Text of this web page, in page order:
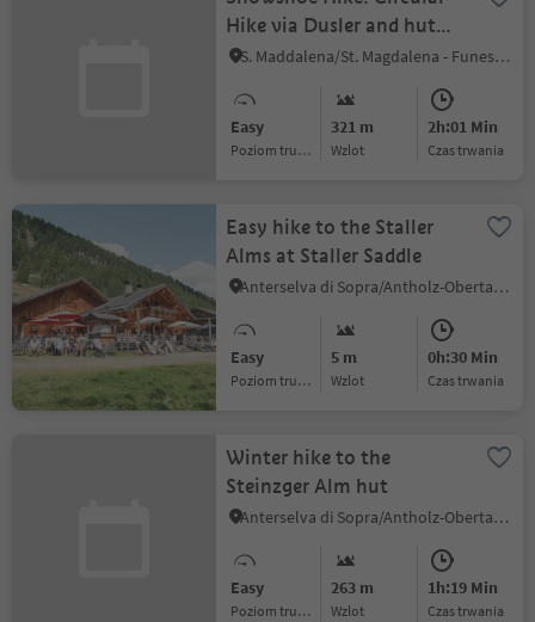
Hike via Dusler and hut
Glatschalm
S. Maddalena/St. Magdalena - Funes/Villnöss, Villnöss/Funes, Dolomites Region Lüsen Villnöss
Easy
Poziom trudności
321 m
Wzlot
2h:01 Min
czas trwania
Easy hike to the Staller
Alms at Staller Saddle
Anterselva di Sopra/Antholz-Obertal, Rasen-Antholz/Rasun Anterselva, Dolomites Region Kronplatz/Plan de Corones
Easy
Poziom trudności
5 m
Wzlot
0h:30 Min
czas trwania
Winter hike to the
Steinzger Alm hut
Anterselva di Sopra/Antholz-Obertal, Rasen-Antholz/Rasun Anterselva, Dolomites Region Kronplatz/Plan de Corones
Easy
Poziom trudności
263 m
Wzlot
1h:19 Min
czas trwania